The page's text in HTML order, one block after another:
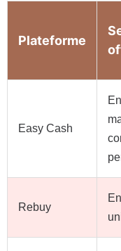
Plateforme
Easy Cash
Rebuy